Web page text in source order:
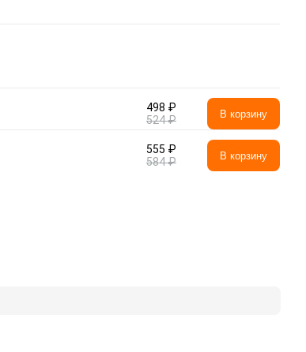
498 ₽
524 ₽
В корзину
555 ₽
584 ₽
В корзину